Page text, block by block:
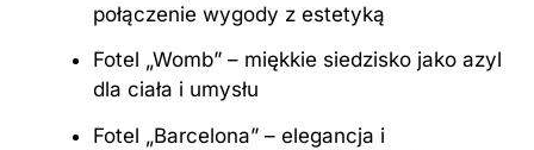
połączenie wygody z estetyką
Fotel „Womb” – miękkie siedzisko jako azyl
dla ciała i umysłu
Fotel „Barcelona” – elegancja i